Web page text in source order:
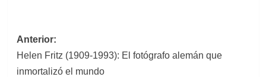
Navegación
de
Anterior:
Helen Fritz (1909-1993): El fotógrafo alemán que
inmortalizó el mundo